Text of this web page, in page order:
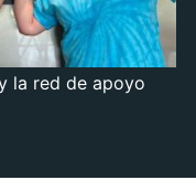
la red de apoyo